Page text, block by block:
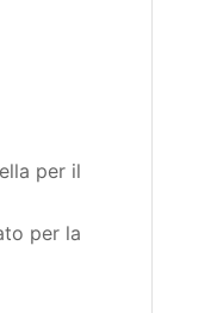
per il
per la